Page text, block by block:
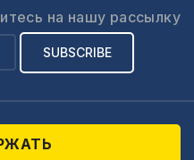
на нашу рассылку